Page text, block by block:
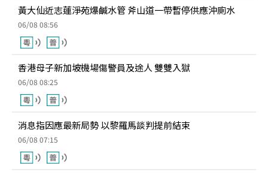
黃大仙近志蓮淨苑爆鹹水管 斧山道一帶暫停供應沖廁水
06/08 08:56
香港母子新加坡機場傷警員及途人 雙雙入獄
06/08 08:25
消息指因應最新局勢 以黎羅馬談判提前結束
06/08 07:15